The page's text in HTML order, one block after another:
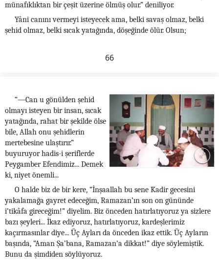
münafıklıktan bir çeşit üzerine ölmüş olur.” deniliyor.
Yâni canını vermeyi isteyecek ama, belki savaş olmaz, belki
şehid olmaz, belki sıcak yatağında, döşeğinde ölür. Olsun;
66
“—Can u gönülden şehid
olmayı isteyen bir insan, sıcak
yatağında, rahat bir şekilde ölse
bile, Allah onu şehidlerin
mertebesine ulaştırır.”
buyuruyor hadis-i şeriflerde
Peygamber Efendimiz... Demek
ki, niyet önemli...
O halde biz de bir kere, “İnşaallah bu sene Kadir gecesini
yakalamağa gayret edeceğim, Ramazan’ın son on gününde
i’tikâfa gireceğim!” diyelim. Biz önceden hatırlatıyoruz ya sizlere
bazı şeyleri... İkaz ediyoruz, hatırlatıyoruz, kardeşlerimiz
kaçırmasınlar diye... Üç Ayları da önceden ikaz ettik. Üç Ayların
başında, “Aman Şa’bana, Ramazan’a dikkat!” diye söylemiştik.
Bunu da şimdiden söylüyoruz.